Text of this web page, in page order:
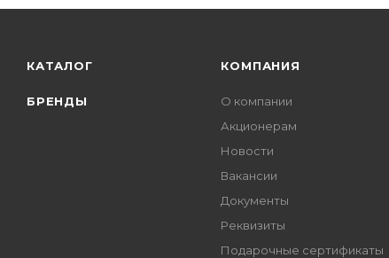
КАТАЛОГ
БРЕНДЫ
КОМПАНИЯ
О компании
Акционерам
Новости
Вакансии
Документы
Реквизиты
Подарочные сертификаты